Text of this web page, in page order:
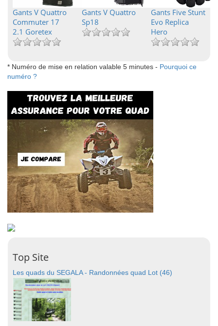
Gants V Quattro
Commuter 17
2.1 Goretex
Gants V Quattro
Sp18
Gants Five Stunt
Evo Replica
Hero
* Numéro de mise en relation valable 5 minutes - Pourquoi ce
numéro ?
Top Site
Les quads du SEGALA - Randonnées quad Lot (46)